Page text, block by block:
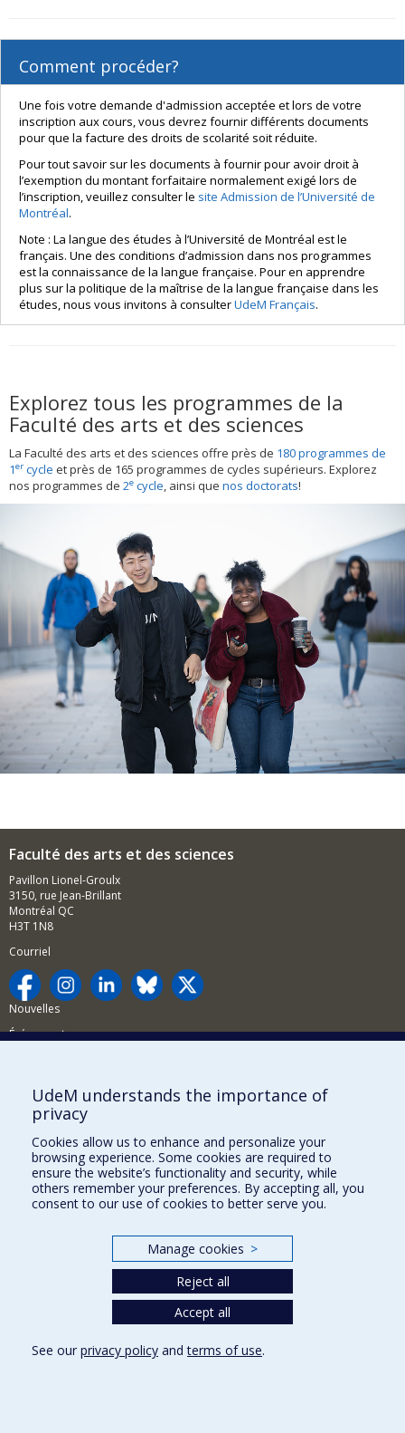
Comment procéder?
Une fois votre demande d'admission acceptée et lors de votre
inscription aux cours, vous devrez fournir différents documents
pour que la facture des droits de scolarité soit réduite.
Pour tout savoir sur les documents à fournir pour avoir droit à
l’exemption du montant forfaitaire normalement exigé lors de
l’inscription, veuillez consulter le site Admission de l’Université de
Montréal.
Note : La langue des études à l’Université de Montréal est le
français. Une des conditions d’admission dans nos programmes
est la connaissance de la langue française. Pour en apprendre
plus sur la politique de la maîtrise de la langue française dans les
études, nous vous invitons à consulterUdeM Français.
Explorez tous les programmes de la
Faculté des arts et des sciences
La Faculté des arts et des sciences offre près de 180 programmes de
1er cycle et près de 165 programmes de cycles supérieurs. Explorez
nos programmes de 2e cycle, ainsi que nos doctorats!
Faculté des arts et des sciences
Pavillon Lionel-Groulx
3150, rue Jean-Brillant
Montréal QC
H3T 1N8
Courriel
Nouvelles
Événements
BESOIN D'AIDE?
Plan du site
Signaler une erreur
Accessibilité
FACULTÉ DES ARTS ET DES SCIENCES
Nos départements et écoles
Nos centres d'études
Nos programmes et cours
Privacy
UdeM understands the importance of
privacy
Cookies allow us to enhance and personalize your
browsing experience. Some cookies are required to
ensure the website’s functionality and security, while
others remember your preferences. By accepting all, you
consent to our use of cookies to better serve you.
Manage cookies >
Reject all
Accept all
See our privacy policy andterms of use.